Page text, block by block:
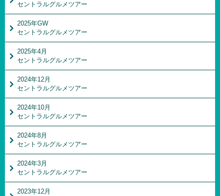
セントラルグルメツアー
2025年GW
セントラルグルメツアー
2025年4月
セントラルグルメツアー
2024年12月
セントラルグルメツアー
2024年10月
セントラルグルメツアー
2024年8月
セントラルグルメツアー
2024年3月
セントラルグルメツアー
2023年12月